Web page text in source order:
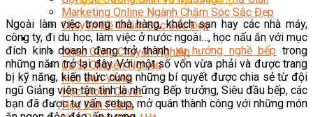
Marketing Online Ngành Chăm Sóc Sắc Đẹp
Chuyên Đề Chăm Sóc Sắc Đẹp
Âm Nhạc
Nhạc Công Chuyên Nghiệp
Ca Sĩ Chuyên Nghiệp
Học Đàn Violin
Học Violin Cover
Học Đàn Piano
Ngoài làm việc trong nhà hàng, khách sạn hay các nhà máy,
công ty, đi du học, làm việc ở nước ngoài…, học nấu ăn với mục
đích kinh doanh đang trở thànhxu hướng nghề bếp trong
những năm trở lại đây. Với một số vốn vừa phải và được trang
bị kỹ năng, kiến thức cùng những bí quyết được chia sẻ từ đội
ngũ Giảng viên tận tình là những Bếp trưởng, Siêu đầu bếp, các
bạn đã được tư vấn setup, mở quán thành công với những món